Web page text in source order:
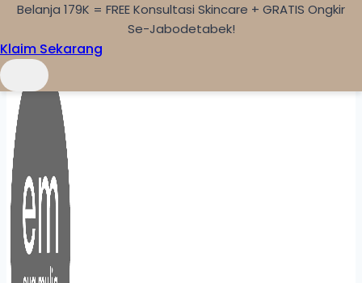
Skip to content
Belanja 179K = FREE Konsultasi Skincare + GRATIS Ongkir
Se-Jabodetabek!
Klaim Sekarang